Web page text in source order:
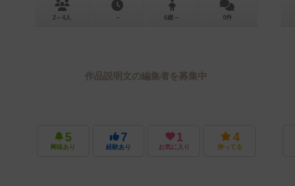
2～4人 － 6歳～ 0件
作品説明文の編集者を募集中
5
興味あり
7
経験あり
1
お気に入り
4
持ってる